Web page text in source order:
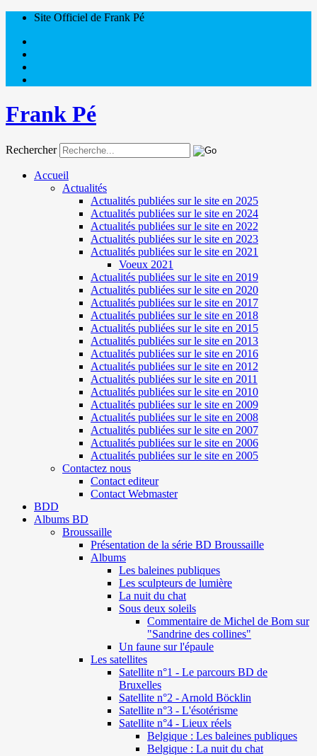
Site Officiel de Frank Pé
Frank Pé
Rechercher
Accueil
Actualités
Actualités publiées sur le site en 2025
Actualités publiées sur le site en 2024
Actualités publiées sur le site en 2022
Actualités publiées sur le site en 2023
Actualités publiées sur le site en 2021
Voeux 2021
Actualités publiées sur le site en 2019
Actualités publiées sur le site en 2020
Actualités publiées sur le site en 2017
Actualités publiées sur le site en 2018
Actualités publiées sur le site en 2015
Actualités publiées sur le site en 2013
Actualités publiées sur le site en 2016
Actualités publiées sur le site en 2012
Actualités publiées sur le site en 2011
Actualités publiées sur le site en 2010
Actualités publiées sur le site en 2009
Actualités publiées sur le site en 2008
Actualités publiées sur le site en 2007
Actualités publiées sur le site en 2006
Actualités publiées sur le site en 2005
Contactez nous
Contact editeur
Contact Webmaster
BDD
Albums BD
Broussaille
Présentation de la série BD Broussaille
Albums
Les baleines publiques
Les sculpteurs de lumière
La nuit du chat
Sous deux soleils
Commentaire de Michel de Bom sur
"Sandrine des collines"
Un faune sur l'épaule
Les satellites
Satellite n°1 - Le parcours BD de
Bruxelles
Satellite n°2 - Arnold Böcklin
Satellite n°3 - L'ésotérisme
Satellite n°4 - Lieux réels
Belgique : Les baleines publiques
Belgique : La nuit du chat